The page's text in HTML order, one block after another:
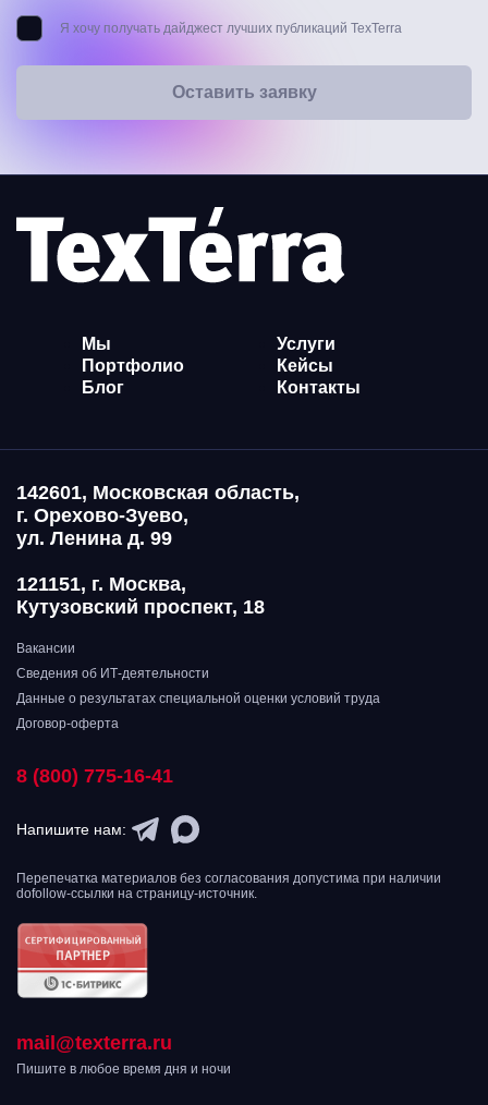
Я хочу получать дайджест лучших публикаций TexTerra
Оставить заявку
Мы
Услуги
Портфолио
Кейсы
Блог
Контакты
142601, Московская область,
г. Орехово-Зуево,
ул. Ленина д. 99
121151, г. Москва,
Кутузовский проспект, 18
Вакансии
Сведения об ИТ-деятельности
Данные о результатах специальной оценки условий труда
Договор-оферта
8 (800) 775-16-41
Напишите нам:
Перепечатка материалов без согласования допустима при наличии
dofollow-ссылки на страницу-источник.
mail@texterra.ru
Пишите в любое время дня и ночи